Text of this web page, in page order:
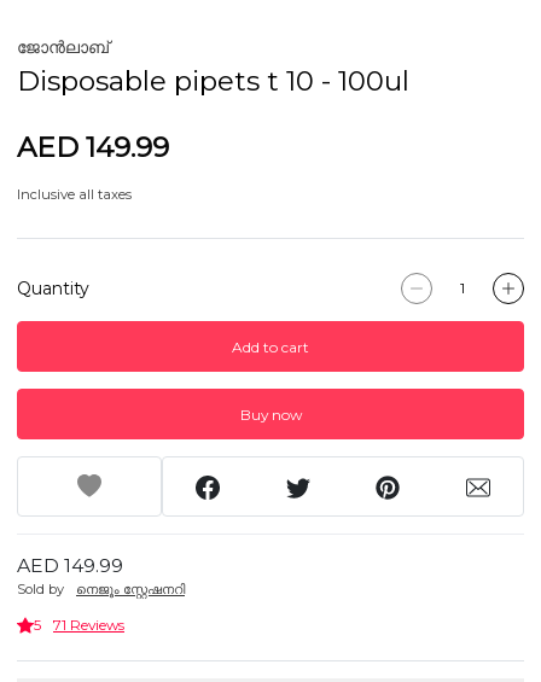
ജോൻലാബ്
Disposable pipets t 10 - 100ul
AED 149.99
Inclusive all taxes
Quantity
Add to cart
Buy now
AED 149.99
Sold by നെജൂം സ്റ്റേഷനറി
5 71 Reviews